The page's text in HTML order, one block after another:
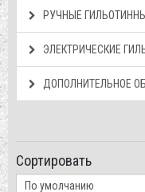
РУЧНЫЕ
ЭЛЕКТРИЧЕСКИЕ
ДОПОЛНИТЕЛЬНОЕ
Сортировать